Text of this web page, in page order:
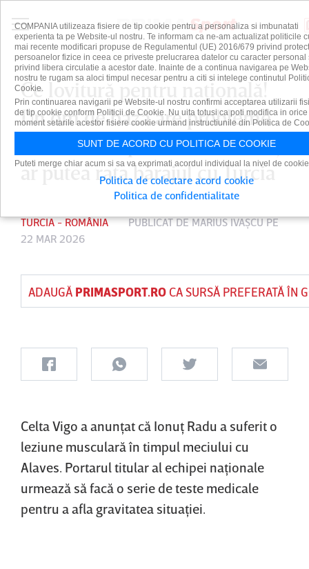
Ce lovitură pentru naţională!
Un om de bază are probleme
medicale după meciul de azi şi
ar putea rata barajul cu Turcia
TURCIA - ROMÂNIA PUBLICAT DEMARIUS IVAŞCUPE
22 MAR 2026
ADAUGĂ PRIMASPORT.ROCA SURSĂ PREFERATĂ ÎN
Celta Vigo a anunţat că Ionuţ Radu a suferit o
leziune musculară în timpul meciului cu
Alaves. Portarul titular al echipei naţionale
urmează să facă o serie de teste medicale
pentru a afla gravitatea situaţiei.
COMPANIA utilizeaza fisiere de tip cookie pentru a personaliza si imbunatati
experienta ta pe Website-ul nostru. Te informam ca ne-am actualizat politicile
mai recente modificari propuse de Regulamentul (UE) 2016/679 privind
persoanelor fizice in ceea ce priveste prelucrarea datelor cu caracter personal
privind libera circulatie a acestor date. Inainte de a continua navigarea pe
nostru te rugam sa aloci timpul necesar pentru a citi si intelege continutul
Cookie.
Prin continuarea navigarii pe Website-ul nostru confirmi acceptarea utilizarii
de tip cookie conform Politicii de Cookie. Nu uita totusi ca poti modifica in orice
moment setarile acestor fisiere cookie urmand instructiunile din Politica de
SUNT DE ACORD CU POLITICA DE COOKIE
Puteti merge chiar acum si sa va exprimati acordul individual la nivel de
Politica de colectare acord cookie
Politica de confidentialitate